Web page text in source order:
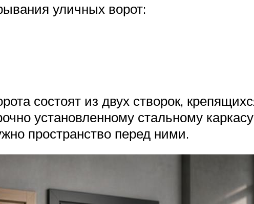
уличных ворот:
состоят из двух створок,
установленному стальному
пространство перед ними.